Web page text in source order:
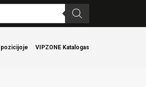
VIPZONE Katalogas